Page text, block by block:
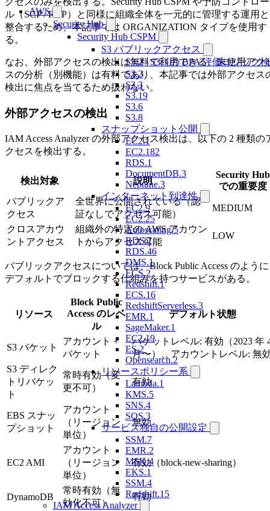
AWS
Security Hub
Security Hub CSPM
S3 パブリックアクセス
S3.2 / S3.3 の BPA 評価ロジック
S3.2
S3.3
S3.19
S3.6
S3.8
スナップショット公開
EC2.1
EC2.182
RDS.1
DocumentDB.3
Neptune.3
インターネット到達性
EC2.9
EC2.25
Autoscaling.5
RDS.2
RDS.46
DMS.1
ECS.2
Redshift.1
ECS.16
RedshiftServerless.3
EMR.1
SageMaker.1
EC2.19
ES.2
Opensearch.2
リソースポリシー系
Lambda.1
KMS.5
SNS.4
SQS.3
サービス独自の公開設定
SSM.7
EMR.2
MSK.4
EKS.1
SSM.4
Redshift.15
IAM Access Analyzer
ル（SCP / RCP）と同様に組織全体を一元的に管理する運用と
整合するため、本記事では ORGANIZATION タイプを使用す
る。
なお、外部アクセスの検出は無料で利用できる。未使用アク
スの分析（別機能）は有料であり、本記事では外部アクセス
検出に焦点を当てるため扱わない。
外部アクセスの検出
IAM Access Analyzer の外部アクセス検出は、以下の 2 種類の
クセスを検出する。
検出対象 説明
Security Hub
での重要度
パブリックア
クセス
全世界に公開されている（認
証なしでアクセス可能）
MEDIUM
クロスアカウ
ントアクセス
組織外の特定の AWS アカウン
トからアクセス可能
LOW
パブリックアクセスについては、Block Public Access のように
デフォルトでブロックする仕組みを持つサービスがある。
リソース
Block Public
Access のレベ
ル
デフォルト状態
S3 バケット
アカウント +
バケット
バケットレベル: 有効（2023 年
月〜）、アカウントレベル: 無
S3 ディレク
トリバケッ
ト
常時有効（変
更不可）
有効
EBS スナッ
プショット
アカウント
（リージョン
単位）
無効
EC2 AMI
アカウント
（リージョン
単位）
有効（block-new-sharing）
DynamoDB
常時有効（無
効化不可）
有効